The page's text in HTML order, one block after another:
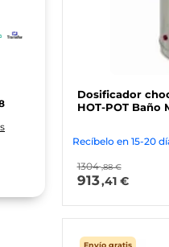
Dosificador
HOT-POT
Recíbelo en 15-20
1304 ,88 €
913,41 €